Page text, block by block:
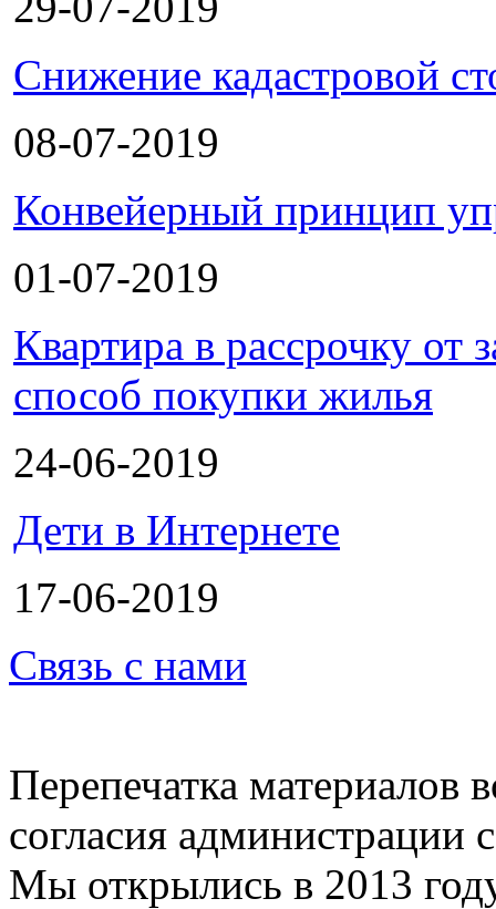
Снижение кадастровой
08-07-2019
Конвейерный принцип
01-07-2019
Квартира в рассрочку
способ покупки жилья
24-06-2019
Дети в Интернете
17-06-2019
Связь с нами
Перепечатка материалов
согласия администрации
Мы открылись в 2013